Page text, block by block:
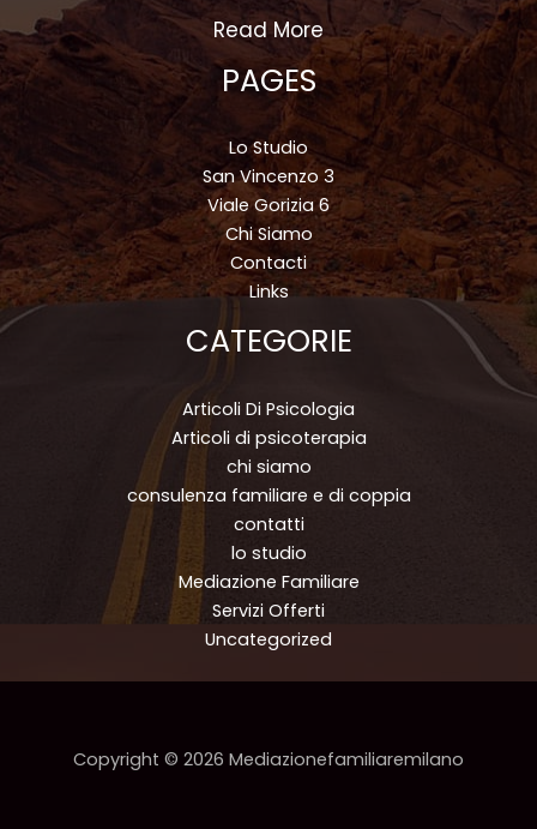
Read More
PAGES
Lo Studio
San Vincenzo 3
Viale Gorizia 6
Chi Siamo
Contacti
Links
CATEGORIE
Articoli Di Psicologia
Articoli di psicoterapia
chi siamo
consulenza familiare e di coppia
contatti
lo studio
Mediazione Familiare
Servizi Offerti
Uncategorized
Copyright © 2026 Mediazionefamiliaremilano